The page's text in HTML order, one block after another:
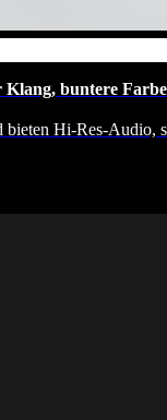
buntere
Hi-Res-Audio,